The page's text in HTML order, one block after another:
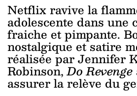
Netflix ravive la
adolescente dans une
fraiche et pimpante.
nostalgique et satire
réalisée par Jennifer
Robinson,Do Revenge
assurer la relève du